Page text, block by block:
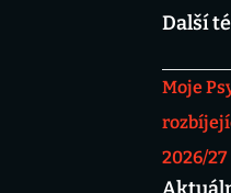
Další
Moje
2026/27